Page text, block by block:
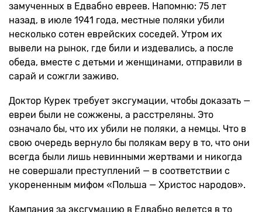
замученных в Едвабно евреев. Напомню: 75 лет
назад, в июле 1941 года, местные поляки убили
несколько сотен еврейских соседей. Утром их
вывели на рынок, где били и издевались, а после
обеда, вместе с детьми и женщинами, отправили в
сарай и сожгли заживо.
Доктор Курек требует эксгумации, чтобы доказать —
евреи были не сожжены, а расстреляны. Это
означало бы, что их убили не поляки, а немцы. Что в
свою очередь вернуло бы полякам веру в то, что они
всегда были лишь невинными жертвами и никогда
не совершали преступлений — в соответствии с
укорененным мифом «Польша — Христос народов».
Кампания за эксгумацию в Едвабно ведется в то